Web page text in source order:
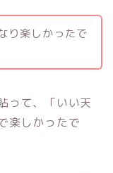
り楽しかったで
って、「いい天
楽しかったで